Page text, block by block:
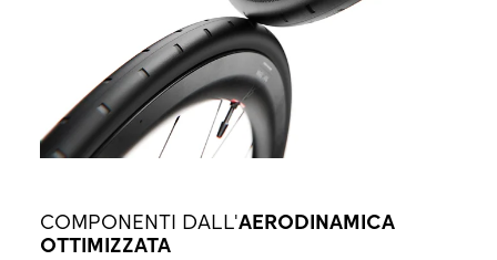
COMPONENTI DALL'AERODINAMICA
OTTIMIZZATA